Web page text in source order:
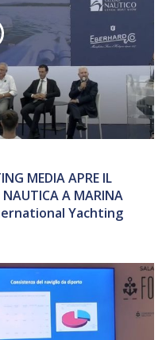
MEDIA APRE IL
NAUTICA A MARINA
Yachting